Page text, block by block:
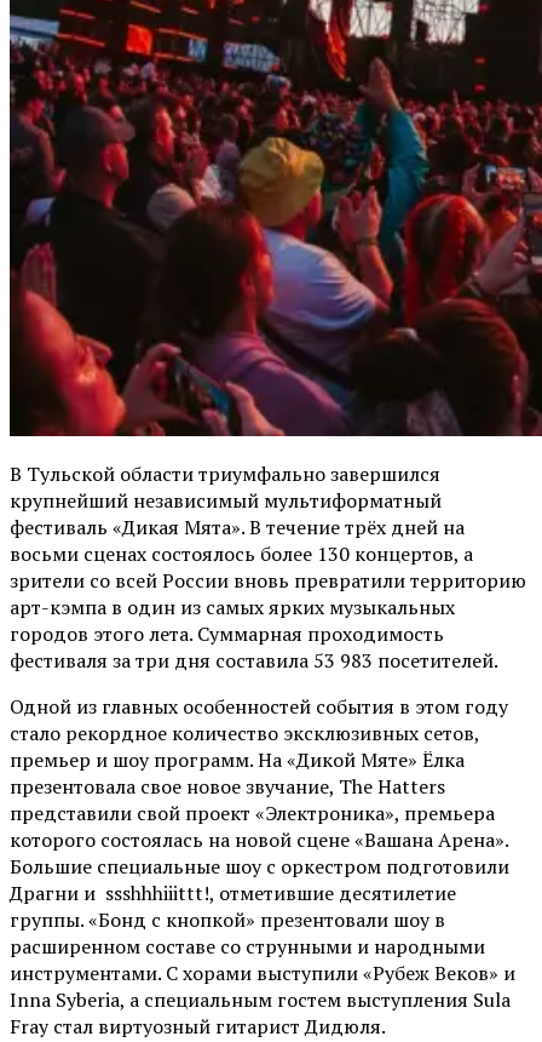
В Тульской области триумфально завершился
крупнейший независимый мультиформатный
фестиваль «Дикая Мята». В течение трёх дней на
восьми сценах состоялось более 130 концертов, а
зрители со всей России вновь превратили территорию
арт-кэмпа в один из самых ярких музыкальных
городов этого лета. Суммарная проходимость
фестиваля за три дня составила 53 983 посетителей.
Одной из главных особенностей события в этом году
стало рекордное количество эксклюзивных сетов,
премьер и шоу программ. На «Дикой Мяте» Ёлка
презентовала свое новое звучание, The Hatters
представили свой проект «Электроника», премьера
которого состоялась на новой сцене «Вашана Арена».
Большие специальные шоу с оркестром подготовили
Драгни и ssshhhiiittt!, отметившие десятилетие
группы. «Бонд с кнопкой» презентовали шоу в
расширенном составе со струнными и народными
инструментами. С хорами выступили «Рубеж Веков» и
Inna Syberia, а специальным гостем выступления Sula
Fray стал виртуозный гитарист Дидюля.